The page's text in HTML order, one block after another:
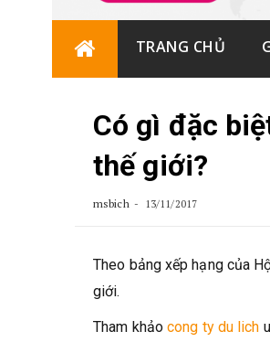
TRANG CHỦ
Có gì đặc
thế giới?
msbich 13/11/2017
Theo bảng xếp hạng của
giới.
Tham khảo cong ty du lich